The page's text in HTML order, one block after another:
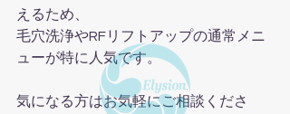
えるため、
毛穴洗浄やRFリフトアップの通常メニ
ューが特に人気です。
気になる方はお気軽にご相談くださ